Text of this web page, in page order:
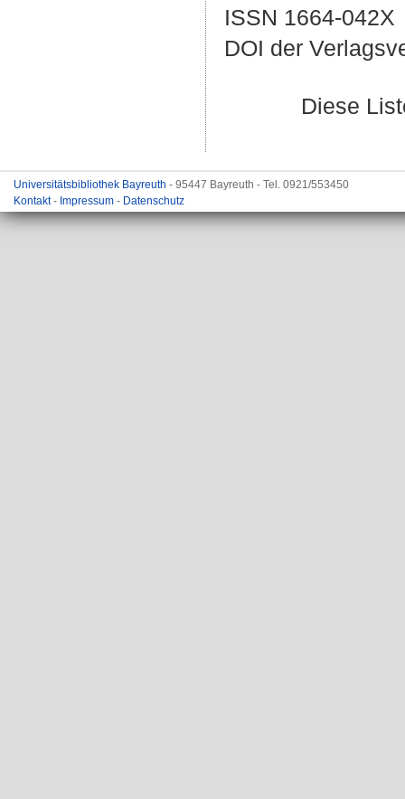
ISSN 1664-042X
DOI der
Diese
Universitätsbibliothek Bayreuth - 95447 Bayreuth - Tel. 0921/553450
Kontakt- Impressum - Datenschutz